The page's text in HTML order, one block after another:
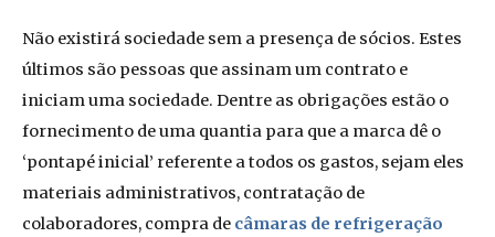
Não existirá sociedade sem a presença de sócios. Estes
últimos são pessoas que assinam um contrato e
iniciam uma sociedade. Dentre as obrigações estão o
fornecimento de uma quantia para que a marca dê o
‘pontapé inicial’ referente a todos os gastos, sejam eles
materiais administrativos, contratação de
colaboradores, compra de câmaras de refrigeração